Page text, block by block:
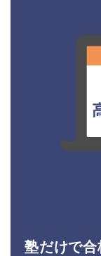
塾だけで合